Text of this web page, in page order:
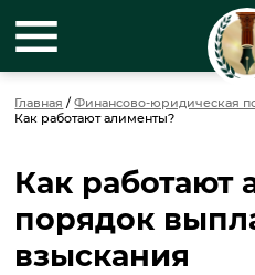
Главная /Финансово-юридическая
Как работают алименты?
Как работают
порядок
взыскания